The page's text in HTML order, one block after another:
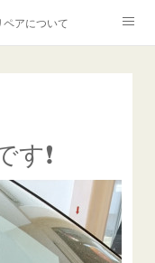
ペアについて
磨・磨き
アペル』
について
ガラスリペア施工価格
❗️